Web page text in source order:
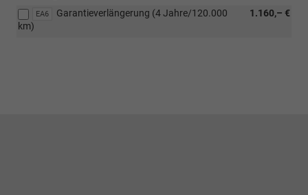
EA6 1.160,– €
Garantieverlängerung (4 Jahre/120.000
km)